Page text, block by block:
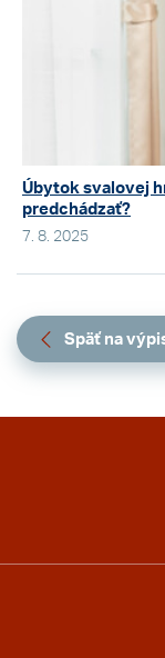
Úbytok svalovej
predchádzať?
7. 8. 2025
Späť na